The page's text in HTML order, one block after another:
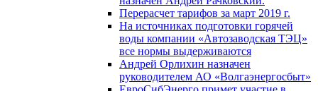
Перерасчет тарифов за март 2019 г.
На источниках подготовки горячей
воды компании «Автозаводская ТЭЦ»
все нормы выдерживаются
Андрей Орлихин назначен
руководителем АО «Волгаэнергосбыт»